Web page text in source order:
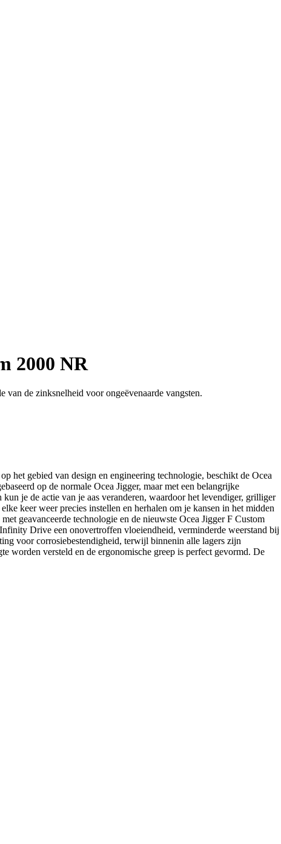
2000 NR
de zinksnelheid voor ongeëvenaarde vangsten.
het gebied van design en engineering technologie, beschikt de Ocea
op de normale Ocea Jigger, maar met een belangrijke
je de actie van je aas veranderen, waardoor het levendiger, grilliger
keer weer precies instellen en herhalen om je kansen in het midden
geavanceerde technologie en de nieuwste Ocea Jigger F Custom
Drive een onovertroffen vloeiendheid, verminderde weerstand bij
voor corrosiebestendigheid, terwijl binnenin alle lagers zijn
worden versteld en de ergonomische greep is perfect gevormd. De